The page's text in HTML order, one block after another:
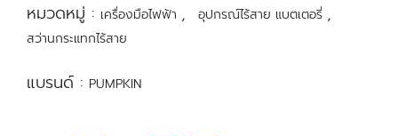
หมวดหมู่ : เครื่องมือไฟฟ้า , อุปกรณ์ไร้สาย แบตเตอรี่ ,
สว่านกระแทกไร้สาย
แบรนด์ : PUMPKIN